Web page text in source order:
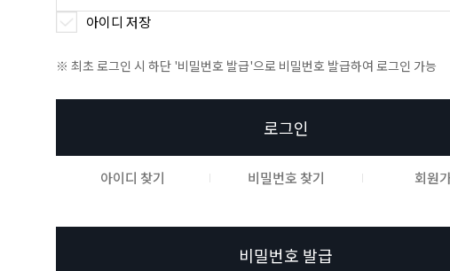
아이디 저장
※ 최초 로그인 시 하단 '비밀번호 발급'으로 비밀번호 발급하여 로그인 가능
로그인
아이디 찾기 비밀번호 찾기 회원
비밀번호 발급